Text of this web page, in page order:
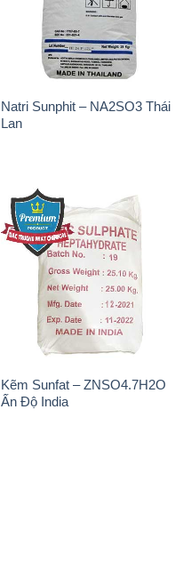
Natri Sunphit – NA2SO3 Thái
Lan
Kẽm Sunfat – ZNSO4.7H2O
Ấn Độ India